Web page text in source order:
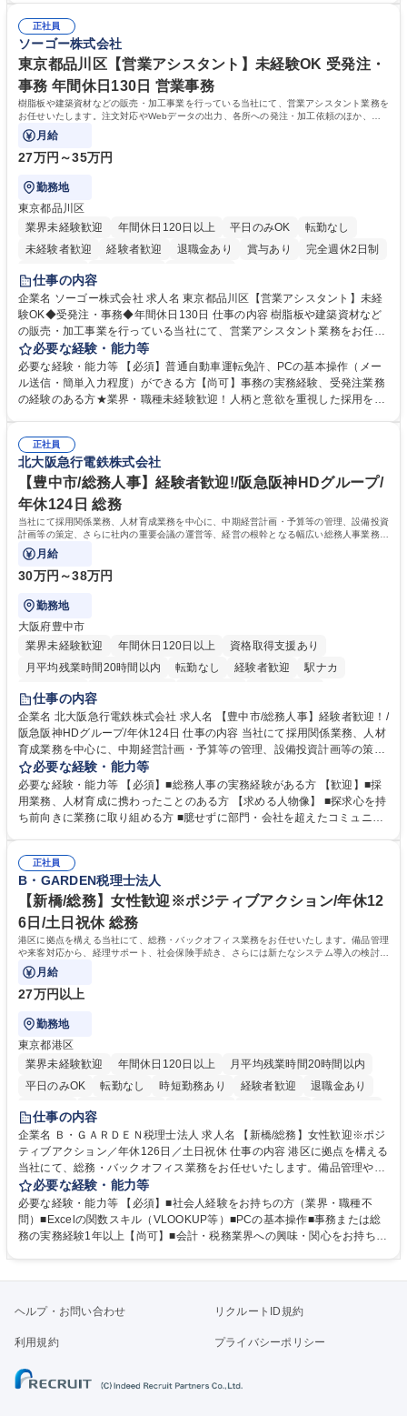
万～・残業10H◆食品原料・健康食品の商社
演算ができる方 ・業務ルールや指示を理解し、行動できる方 学歴・資格
学歴：大学院 大学 短大 語学力： 資格：
正社員
ソーゴー株式会社
東京都品川区【営業アシスタント】未経験OK 受発注・
事務 年間休日130日 営業事務
樹脂板や建築資材などの販売・加工事業を行っている当社にて、営業アシスタント業務を
お任せいたします。注文対応やWebデータの出力、各所への発注・加工依頼のほか、電
話・メール対応等の事務業務を担当します。
月給
27万円～35万円
勤務地
東京都品川区
業界未経験歓迎
年間休日120日以上 平日のみOK
転勤なし
未経験者歓迎
経験者歓迎 退職金あり 賞与あり
完全週休2日制
交通費支給
仕事の内容
企業名 ソーゴー株式会社 求人名 東京都品川区【営業アシスタント】未経
験OK◆受発注・事務◆年間休日130日 仕事の内容 樹脂板や建築資材など
の販売・加工事業を行っている当社にて、営業アシスタント業務をお任せ
いたします。注文対応やWebデータの出力、各所への発注・加工依頼のほ
か、電話・メール対応等の事務業務を担当します。 ■受注・発注業務：FA
Xによる注文対応、Web発注データのプリントアウト、各仕入先・協力会
社への発注および加工依頼等 ■納品書・請求書の作成および発送手配 ■商
当社の指定する業務 募集職種 東京都品川区【営業アシスタント】未経験O
K◆受発注・事務◆年間休日130日
必要な経験・能力等
必要な経験・能力等 【必須】普通自動車運転免許、PCの基本操作（メー
ル送信・簡単入力程度）ができる方【尚可】事務の実務経験、受発注業務
の経験のある方★業界・職種未経験歓迎！人柄と意欲を重視した採用を行
変化に臨機応変かつ柔軟に対応できる方、約束を守り正確に作業を進めら
れる方を求めています。高度なPCスキルや関数知識は一切不要です。丁
寧な指導体制が整っているため、安心してお仕事をスタートしていただけ
ます。 学歴・資格 学歴：大学院 大学 高専 短大 専修学校 高校 語学力：
資格：
正社員
北大阪急行電鉄株式会社
【豊中市/総務人事】経験者歓迎!/阪急阪神HDグループ/
年休124日 総務
当社にて採用関係業務、人材育成業務を中心に、中期経営計画・予算等の管理、設備投資
計画等の策定、さらに社内の重要会議の運営等、経営の根幹となる幅広い総務人事業務全
般を担当していただきます。
月給
30万円～38万円
勤務地
大阪府豊中市
業界未経験歓迎
年間休日120日以上
資格取得支援あり
月平均残業時間20時間以内
転勤なし 経験者歓迎
駅ナカ
退職金あり
土日祝休み
服装自由 昼食補助あり 食事補助あり
仕事の内容
企業名 北大阪急行電鉄株式会社 求人名 【豊中市/総務人事】経験者歓迎！/
阪急阪神HDグループ/年休124日 仕事の内容 当社にて採用関係業務、人材
育成業務を中心に、中期経営計画・予算等の管理、設備投資計画等の策
定、さらに社内の重要会議の運営等、経営の根幹となる幅広い総務人事業
務全般を担当していただきます。 【主な業務内容】 ■採用関係業務および
人材育成(社員研修)業務の推進 ■中期経営計画および予算等の管理 ■設備
投資計画等の策定 ■社内の重要会議の運営 ■その他総務人事業務全般 【入
務人事】経験者歓迎！/阪急阪神HDグループ/年休124日
必要な経験・能力等
必要な経験・能力等 【必須】■総務人事の実務経験がある方 【歓迎】■採
用業務、人材育成に携わったことのある方 【求める人物像】 ■探求心を持
ち前向きに業務に取り組める方 ■臆せずに部門・会社を超えたコミュニケ
囲のメンバーと協調しつつ主体性を持って能動的に業務を推進できる方 学
歴・資格 学歴：大学院 大学 高専 短大 専修学校 高校 語学力： 資格：
正社員
B・GARDEN税理士法人
【新橋/総務】女性歓迎※ポジティブアクション/年休12
6日/土日祝休 総務
港区に拠点を構える当社にて、総務・バックオフィス業務をお任せいたします。備品管理
や来客対応から、経理サポート、社会保険手続き、さらには新たなシステム導入の検討ま
で、幅広く組織を支える役割です。
月給
27万円以上
勤務地
東京都港区
業界未経験歓迎
年間休日120日以上
月平均残業時間20時間以内
平日のみOK
転勤なし 時短勤務あり 経験者歓迎
退職金あり
賞与あり
完全週休2日制
服装自由
仕事の内容
企業名 Ｂ・ＧＡＲＤＥＮ税理士法人 求人名 【新橋/総務】女性歓迎※ポジ
ティブアクション／年休126日／土日祝休 仕事の内容 港区に拠点を構える
当社にて、総務・バックオフィス業務をお任せいたします。備品管理や来
客対応から、経理サポート、社会保険手続き、さらには新たなシステム導
入の検討まで、幅広く組織を支える役割です。 ■備品発注・在庫管理、郵
送物対応、電話・来客対応 ■金融機関への外出業務（入出金管理補助）、
福利厚生・社内イベントの運営管理 ■社内ルールの整備、職場環境の改善
社内新システムの導入検討・比較検証 募集職種 【新橋/総務】女性歓迎※
必要な経験・能力等
必要な経験・能力等 【必須】■社会人経験をお持ちの方（業界・職種不
問）■Excelの関数スキル（VLOOKUP等）■PCの基本操作■事務または総
務の実務経験1年以上【尚可】■会計・税務業界への興味・関心をお持ちの
ヘルプ・お問い合わせ リクルートID規約
利用規約 プライバシーポリシー